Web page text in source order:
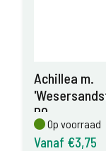
Achillea m.
P9
Op voorraad
Op voorraad
Vanaf €3,75